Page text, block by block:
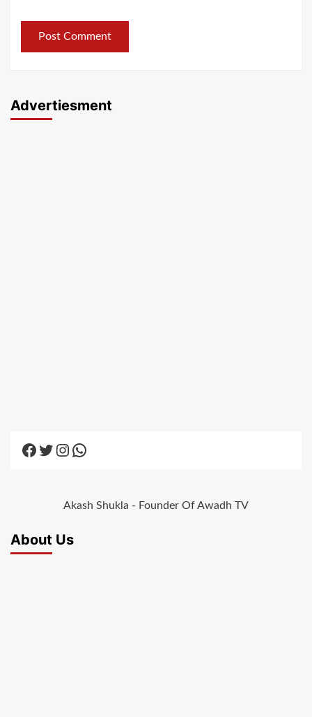
Advertiesment
Facebook
Twitter
Instagram
WhatsApp
Akash Shukla - Founder Of Awadh TV
About Us